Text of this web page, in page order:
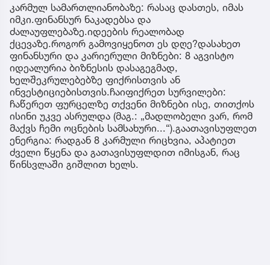
კარმულ სამართლიანობაზე: რასაც დასთეს, იმას
იმკი.ფინანსურ ნაკადებსა და
ძალაუფლებაზე.იდეების რეალობად
ქცევაზე.როგორ გამოვიყენოთ ეს დღე?დასახეთ
ფინანსური და კარიერული მიზნები: 8 აგვისტო
იდეალურია ბიზნესის დასაგეგმად,
ხელშეკრულებებზე ფიქრისთვის ან
ინვესტიციებისთვის.ჩაიფიქრეთ სურვილები:
ჩაწერეთ ფურცელზე თქვენი მიზნები ისე, თითქოს
ისინი უკვე ასრულდა (მაგ.: „მადლობელი ვარ, რომ
მაქვს ჩემი ოცნების სამსახური...“).გაათავისუფლეთ
ენერგია: რადგან 8 კარმული რიცხვია, აპატიეთ
ძველი წყენა და გათავისუფლდით იმისგან, რაც
წინსვლაში გიშლით ხელს.